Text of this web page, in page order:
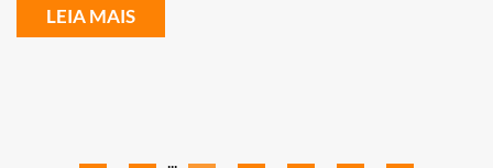
LEIA MAIS
...